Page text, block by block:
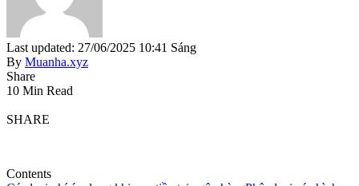
Last updated: 27/06/2025 10:41 Sáng
By Muanha.xyz
Share
10 Min Read
SHARE
Contents